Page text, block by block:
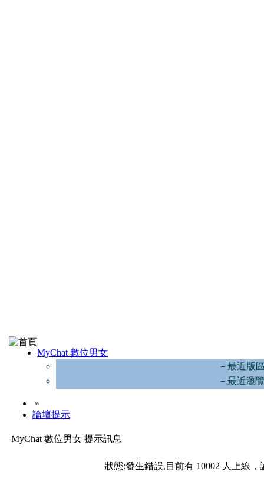
MyChat 數位男女
－最近版
－最近瀏
»
論壇提示
MyChat 數位男女 提示訊息
狀態:發生錯誤,目前有 10002 人上線